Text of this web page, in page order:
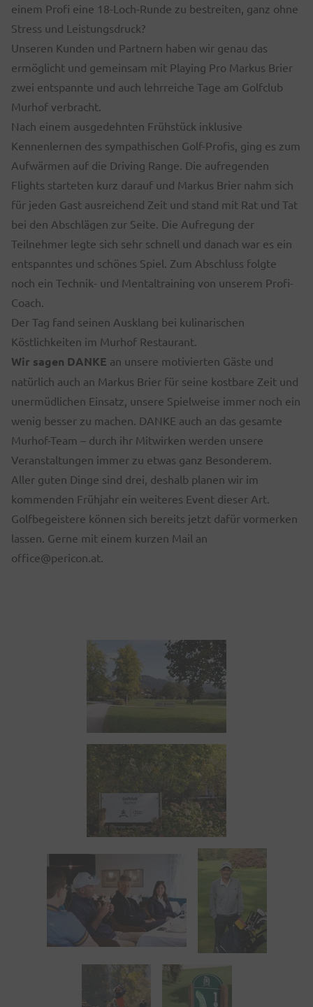
einem Profi eine 18-Loch-Runde zu bestreiten, ganz ohne
Stress und Leistungsdruck?
Unseren Kunden und Partnern haben wir genau das
ermöglicht und gemeinsam mit Playing Pro Markus Brier
zwei entspannte und auch lehrreiche Tage am Golfclub
Murhof verbracht.
Nach einem ausgedehnten Frühstück inklusive
Kennenlernen des sympathischen Golf-Profis, ging es zum
Aufwärmen auf die Driving Range. Die aufregenden
Flights starteten kurz darauf und Markus Brier nahm sich
für jeden Gast ausreichend Zeit und stand mit Rat und Tat
bei den Abschlägen zur Seite. Die Aufregung der
Teilnehmer legte sich sehr schnell und danach war es ein
entspanntes und schönes Spiel. Zum Abschluss folgte
noch ein Technik- und Mentaltraining von unserem Profi-
Coach.
Der Tag fand seinen Ausklang bei kulinarischen
Köstlichkeiten im Murhof Restaurant.
Wir sagen DANKE an unsere motivierten Gäste und
natürlich auch an Markus Brier für seine kostbare Zeit und
unermüdlichen Einsatz, unsere Spielweise immer noch ein
wenig besser zu machen. DANKE auch an das gesamte
Murhof-Team – durch ihr Mitwirken werden unsere
Veranstaltungen immer zu etwas ganz Besonderem.
Aller guten Dinge sind drei, deshalb planen wir im
kommenden Frühjahr ein weiteres Event dieser Art.
Golfbegeistere können sich bereits jetzt dafür vormerken
lassen. Gerne mit einem kurzen Mail an
office@pericon.at.